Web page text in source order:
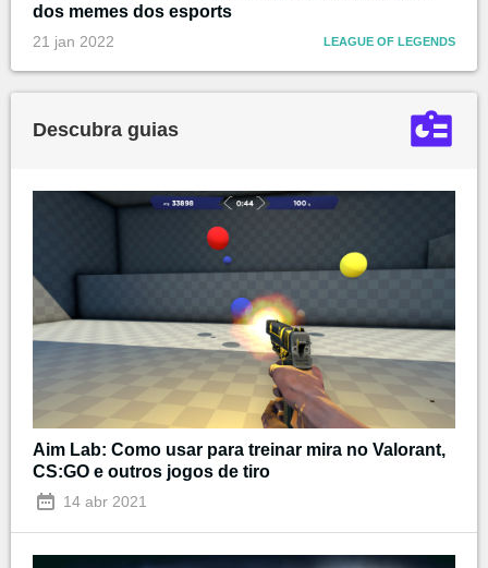
dos memes dos esports
21 jan 2022 LEAGUE OF LEGENDS
Descubra guias
Aim Lab: Como usar para treinar mira no Valorant,
CS:GO e outros jogos de tiro
14 abr 2021